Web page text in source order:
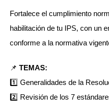
Fortalece el cumplimiento
habilitación de tu IPS, con un
conforme a la normativa
📌 TEMAS:
1️⃣ Generalidades de la
2️⃣ Revisión de los 7